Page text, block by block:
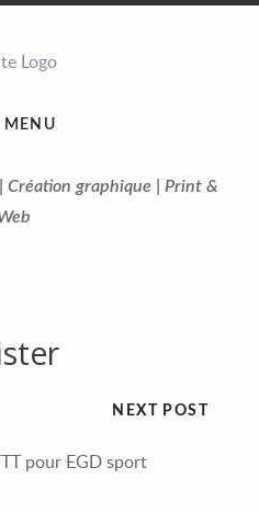
MENU
| Création graphique | Print &
NEXT POST